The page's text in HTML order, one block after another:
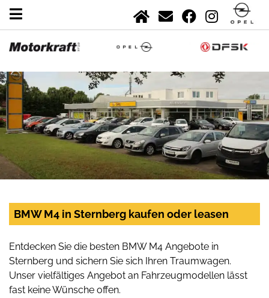
BMW M4 in Sternberg kaufen oder leasen
Entdecken Sie die besten BMW M4 Angebote in
Sternberg und sichern Sie sich Ihren Traumwagen.
Unser vielfältiges Angebot an Fahrzeugmodellen lässt
fast keine Wünsche offen.